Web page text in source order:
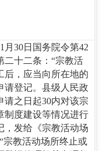
月30日国务院令第42
二十二条：“宗教活
后，应当向所在地的
请登记。县级人民政
请之日起30内对该宗
制度建设等情况进行
，发给《宗教活动场
宗教活动场所终止或